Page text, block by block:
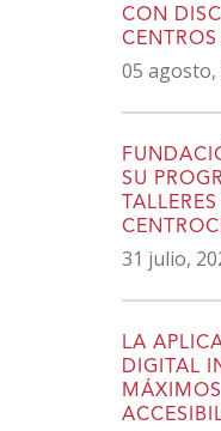
CON
05 agosto,
SU
31 julio,
LA
DIGITAL